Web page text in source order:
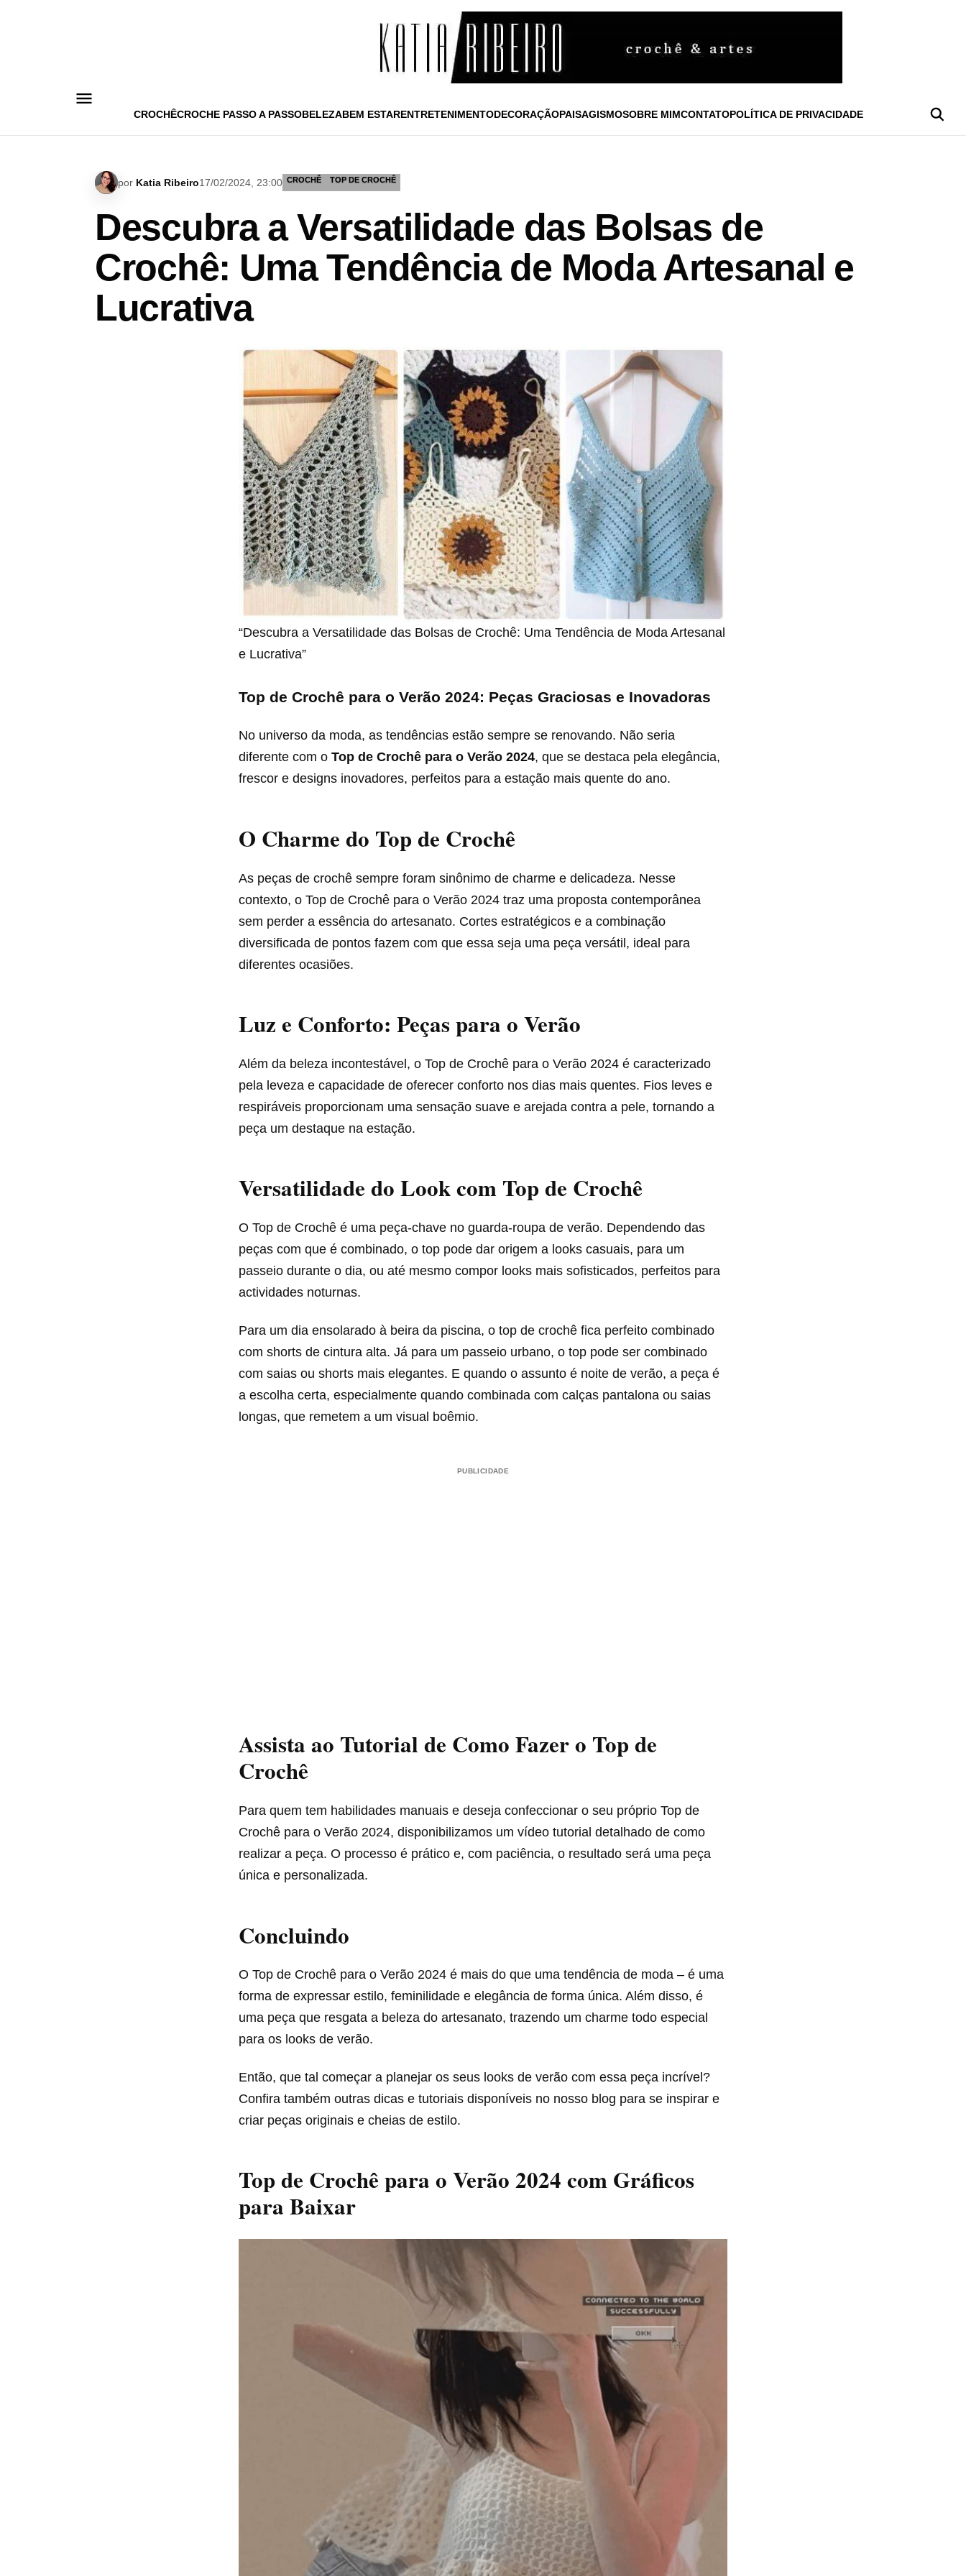
CROCHÊCROCHE PASSO A PASSOBELEZABEM ESTARENTRETENIMENTODECORAÇÃOPAISAGISMOSOBRE MIMCONTATOPOLÍTICA DE PRIVACIDADE
por Katia Ribeiro17/02/2024, 23:00 CROCHÊ TOP DE CROCHÊ
Descubra a Versatilidade das Bolsas de
Crochê: Uma Tendência de Moda Artesanal e
Lucrativa
“Descubra a Versatilidade das Bolsas de Crochê: Uma Tendência de Moda Artesanal
e Lucrativa”
Top de Crochê para o Verão 2024: Peças Graciosas e Inovadoras
No universo da moda, as tendências estão sempre se renovando. Não seria
diferente com o Top de Crochê para o Verão 2024, que se destaca pela elegância,
frescor e designs inovadores, perfeitos para a estação mais quente do ano.
O Charme do Top de Crochê
As peças de crochê sempre foram sinônimo de charme e delicadeza. Nesse
contexto, o Top de Crochê para o Verão 2024 traz uma proposta contemporânea
sem perder a essência do artesanato. Cortes estratégicos e a combinação
diversificada de pontos fazem com que essa seja uma peça versátil, ideal para
diferentes ocasiões.
Luz e Conforto: Peças para o Verão
Além da beleza incontestável, o Top de Crochê para o Verão 2024 é caracterizado
pela leveza e capacidade de oferecer conforto nos dias mais quentes. Fios leves e
respiráveis proporcionam uma sensação suave e arejada contra a pele, tornando a
peça um destaque na estação.
Versatilidade do Look com Top de Crochê
O Top de Crochê é uma peça-chave no guarda-roupa de verão. Dependendo das
peças com que é combinado, o top pode dar origem a looks casuais, para um
passeio durante o dia, ou até mesmo compor looks mais sofisticados, perfeitos para
actividades noturnas.
Para um dia ensolarado à beira da piscina, o top de crochê fica perfeito combinado
com shorts de cintura alta. Já para um passeio urbano, o top pode ser combinado
com saias ou shorts mais elegantes. E quando o assunto é noite de verão, a peça é
a escolha certa, especialmente quando combinada com calças pantalona ou saias
longas, que remetem a um visual boêmio.
PUBLICIDADE
Assista ao Tutorial de Como Fazer o Top de
Crochê
Para quem tem habilidades manuais e deseja confeccionar o seu próprio Top de
Crochê para o Verão 2024, disponibilizamos um vídeo tutorial detalhado de como
realizar a peça. O processo é prático e, com paciência, o resultado será uma peça
única e personalizada.
Concluindo
O Top de Crochê para o Verão 2024 é mais do que uma tendência de moda – é uma
forma de expressar estilo, feminilidade e elegância de forma única. Além disso, é
uma peça que resgata a beleza do artesanato, trazendo um charme todo especial
para os looks de verão.
Então, que tal começar a planejar os seus looks de verão com essa peça incrível?
Confira também outras dicas e tutoriais disponíveis no nosso blog para se inspirar e
criar peças originais e cheias de estilo.
Top de Crochê para o Verão 2024 com Gráficos
para Baixar